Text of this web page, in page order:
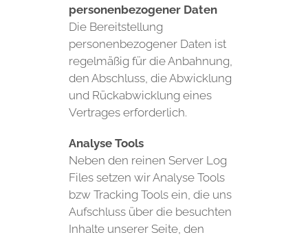
personenbezogener Daten
Die Bereitstellung
personenbezogener Daten ist
regelmäßig für die Anbahnung,
den Abschluss, die Abwicklung
und Rückabwicklung eines
Vertrages erforderlich.
Analyse Tools
Neben den reinen Server Log
Files setzen wir Analyse Tools
bzw Tracking Tools ein, die uns
Aufschluss über die besuchten
Inhalte unserer Seite, den